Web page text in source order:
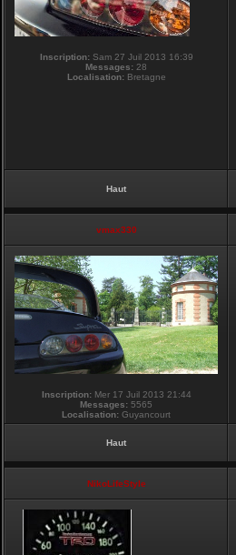
Inscription:Sam 27 Juil 2013 16:39
Messages: 28
Localisation:Bretagne
Haut
vmax330
Inscription:Mer 17 Juil 2013 21:44
Messages: 5565
Localisation: Guyancourt
Haut
NikoLifeStyle